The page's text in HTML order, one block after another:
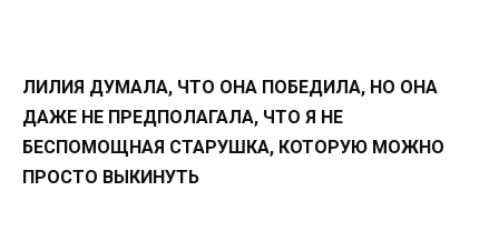
ЛИЛИЯ ДУМАЛА, ЧТО ОНА ПОБЕДИЛА, НО ОНА
ДАЖЕ НЕ ПРЕДПОЛАГАЛА, ЧТО Я НЕ
БЕСПОМОЩНАЯ СТАРУШКА, КОТОРУЮ МОЖНО
ПРОСТО ВЫКИНУТЬ